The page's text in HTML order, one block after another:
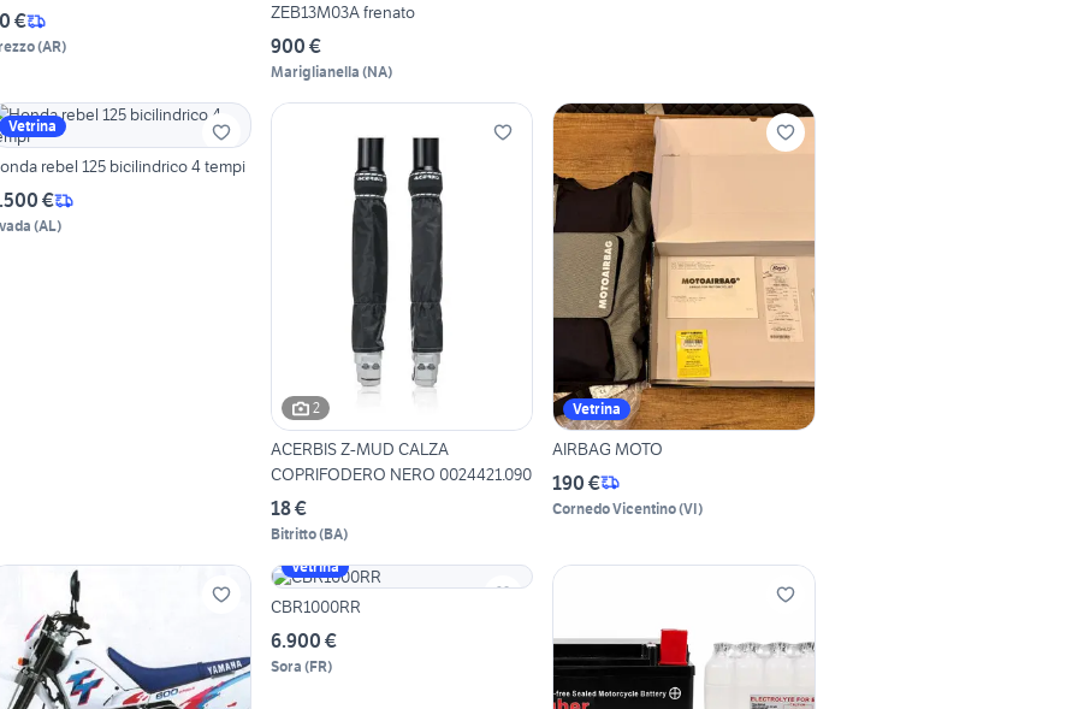
€
(AR)
ZEB13M03A frenato
900 €
Mariglianella (NA)
Vetrina
rebel 125 bicilindrico 4 tempi
€
(AL)
2
ACERBIS Z-MUD CALZA
COPRIFODERO NERO 0024421.090
18 €
Bitritto(BA)
Vetrina
AIRBAG MOTO
190 €
Cornedo Vicentino(VI)
Vetrina
CBR1000RR
6.900 €
Sora (FR)